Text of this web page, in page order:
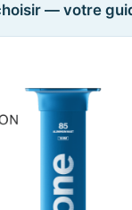
— votre